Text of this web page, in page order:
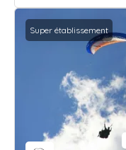
Super établissement